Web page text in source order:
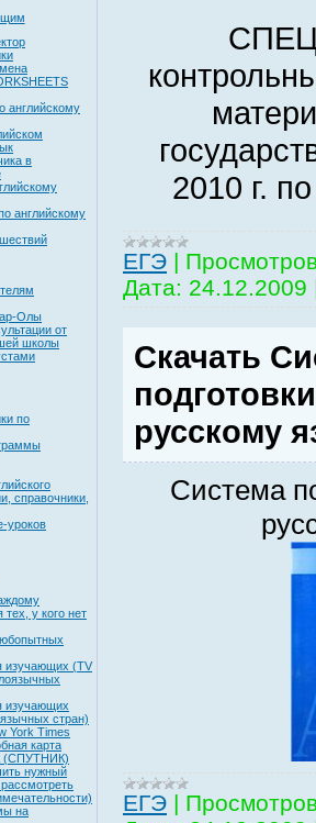
английскому
в
английскому
Олы
от
школы
по
справочники,
уроков
тех, у кого нет
изучающих (TV
изучающих
стран)
York Times
карта
(СПУТНИК)
нужный
на
2010 г.
EГЭ |
Дата: 24.12.2009
Скачать
русскому
Система
EГЭ |